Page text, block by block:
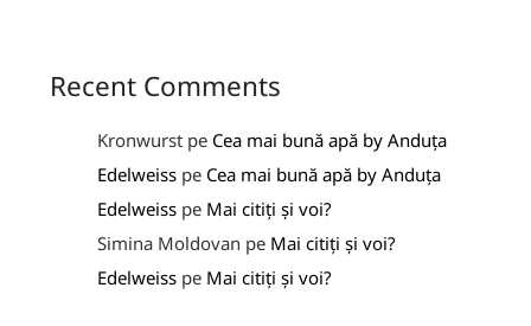
Recent Comments
Kronwurst pe Cea mai bună apă by Anduța
Edelweiss pe Cea mai bună apă by Anduța
Edelweiss pe Mai citiți și voi?
Simina Moldovan pe Mai citiți și voi?
Edelweiss pe Mai citiți și voi?